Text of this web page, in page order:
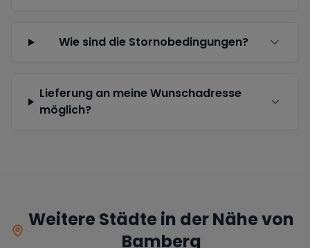
Wie sind die Stornobedingungen?
Lieferung an meine Wunschadresse
möglich?
Weitere Städte in der Nähe von
Bamberg